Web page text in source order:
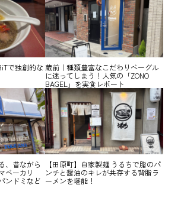
で独創的な 蔵前｜種類豊富なこだわりベーグル
に迷ってしまう！人気の「ZONO
BAGEL」を実食レポート
、昔ながら
ベーカリ
ンドミなど
【田原町】自家製麺 うるちで脂のパ
ンチと醤油のキレが共存する背脂ラ
ーメンを堪能！